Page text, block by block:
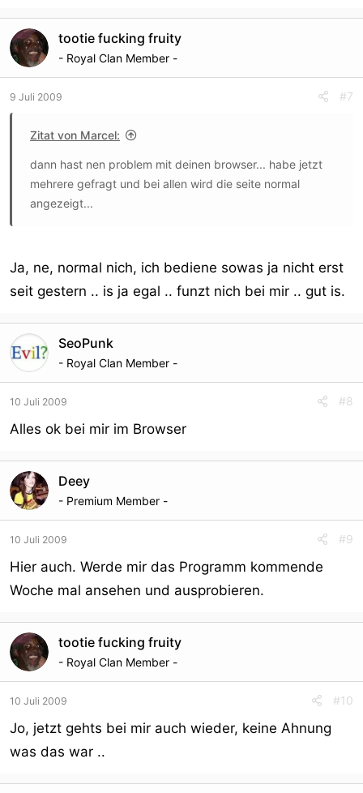
tootie fucking fruity
- Royal Clan Member -
9 Juli 2009 #7
Zitat von Marcel:
dann hast nen problem mit deinen browser... habe jetzt
mehrere gefragt und bei allen wird die seite normal
angezeigt...
Ja, ne, normal nich, ich bediene sowas ja nicht erst
seit gestern .. is ja egal .. funzt nich bei mir .. gut is.
SeoPunk
- Royal Clan Member -
10 Juli 2009 #8
Alles ok bei mir im Browser
Deey
- Premium Member -
10 Juli 2009 #9
Hier auch. Werde mir das Programm kommende
Woche mal ansehen und ausprobieren.
tootie fucking fruity
- Royal Clan Member -
10 Juli 2009 #10
Jo, jetzt gehts bei mir auch wieder, keine Ahnung
was das war ..